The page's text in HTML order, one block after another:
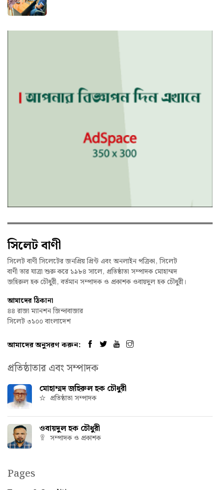
সিলেট বাণী
সিলেট বাণী সিলেটের জনপ্রিয় প্রিন্ট এবং অনলাইন পত্রিকা, সিলেট
বাণী তার যাত্রা শুরু করে ১৯৮৪ সালে, প্রতিষ্ঠাতা সম্পাদক মোহাম্মদ
জহিরুল হক চৌধুরী, বর্তমান সম্পাদক ও প্রকাশক ওবায়দুল হক চৌধুরী।
আমাদের ঠিকানা
৪৪ রাজা ম্যানশন জিন্দাবাজার
সিলেট ৩১০০ বাংলাদেশ
আমাদের অনুসরণ করুন:
প্রতিষ্ঠাতার এবং সম্পাদক
মোহাম্মদ জহিরুল হক চৌধুরী
প্রতিষ্ঠাতা সম্পাদক
ওবায়দুল হক চৌধুরী
সম্পাদক ও প্রকাশক
Pages